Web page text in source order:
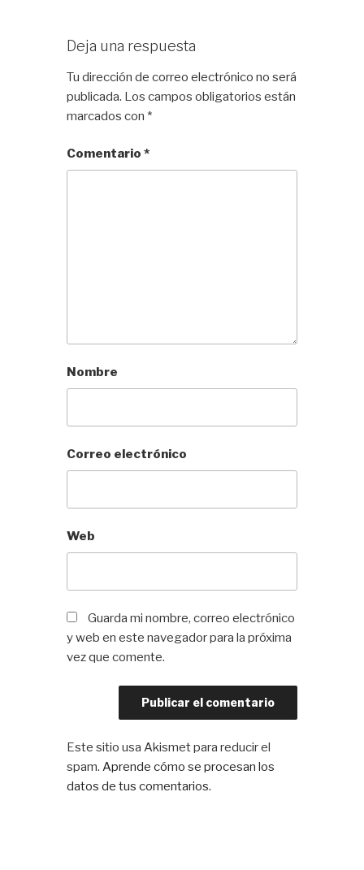
Deja una respuesta
Tu dirección de correo electrónico no será
publicada. Los campos obligatorios están
marcados con *
Comentario*
Nombre
Correo electrónico
Web
Guarda mi nombre, correo electrónico
y web en este navegador para la próxima
vez que comente.
Este sitio usa Akismet para reducir el
spam.Aprende cómo se procesan los
datos de tus comentarios.